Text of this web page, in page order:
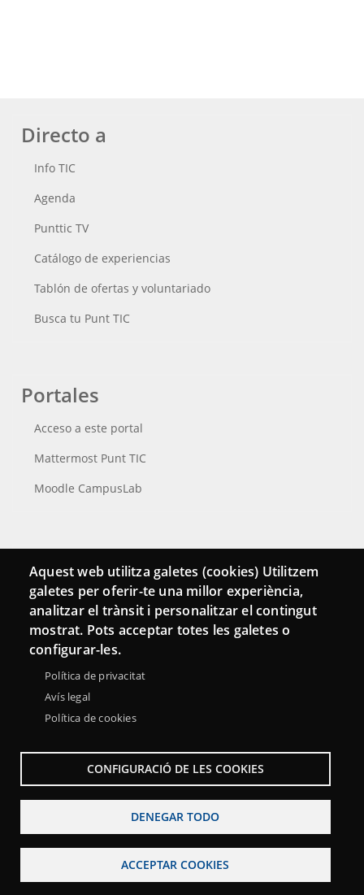
Directo a
Info TIC
Agenda
Punttic TV
Catálogo de experiencias
Tablón de ofertas y voluntariado
Busca tu Punt TIC
Portales
Acceso a este portal
Mattermost Punt TIC
Moodle CampusLab
Conecta
Contacto
Hemeroteca
Aquest web utilitza galetes (cookies) Utilitzem
galetes per oferir-te una millor experiència,
analitzar el trànsit i personalitzar el contingut
mostrat. Pots acceptar totes les galetes o
configurar-les.
Política de privacitat
Avís legal
Política de cookies
CONFIGURACIÓ DE LES COOKIES
DENEGAR TODO
ACCEPTAR COOKIES
Menu
Sobre la Red Punt TIC Aviso legal
Accesibilidad